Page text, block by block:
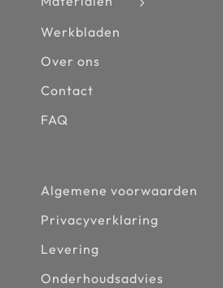
Werkbladen
Over ons
Contact
FAQ
Algemene voorwaarden
Privacyverklaring
Levering
Onderhoudsadvies